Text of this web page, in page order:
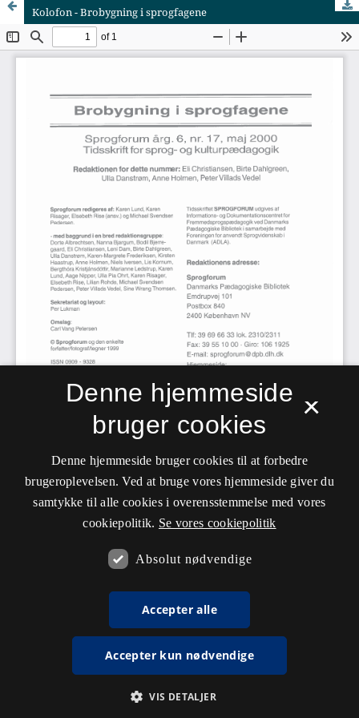
Kolofon - Brobygning i sprogfagene
×
Denne hjemmeside
bruger cookies
Denne hjemmeside bruger cookies til at forbedre
brugeroplevelsen. Ved at bruge vores hjemmeside giver du
samtykke til alle cookies i overensstemmelse med vores
cookiepolitik. Se vores cookiepolitik
Absolut nødvendige
Accepter alle
Accepter kun nødvendige
VIS DETALJER